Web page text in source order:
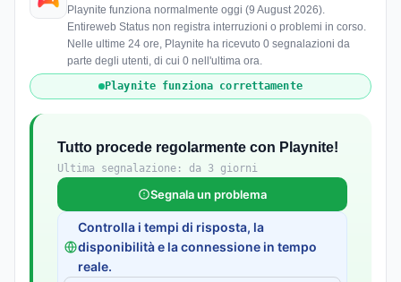
Playnite funziona normalmente oggi (9 August 2026).
Entireweb Status non registra interruzioni o problemi in corso.
Nelle ultime 24 ore, Playnite ha ricevuto 0 segnalazioni da
parte degli utenti, di cui 0 nell'ultima ora.
Playnite funziona correttamente
Tutto procede regolarmente con Playnite!
Ultima segnalazione: da 3 giorni
Segnala un problema
Controlla i tempi di risposta, la
disponibilità e la connessione in tempo
reale.